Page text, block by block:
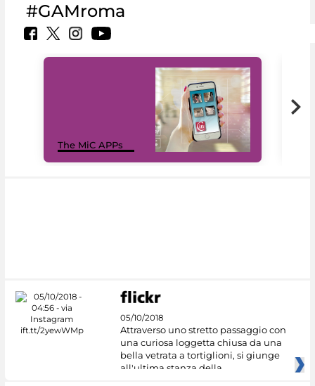
#GAMroma
The MiC APPs
05/10/2018
Attraverso uno stretto passaggio con
una curiosa loggetta chiusa da una
bella vetrata a tortiglioni, si giunge
all'ultima stanza della